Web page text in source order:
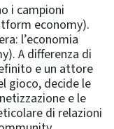
i campioni
economy).
l’economia
A differenza di
e un attore
gioco, decide le
e le
di relazioni